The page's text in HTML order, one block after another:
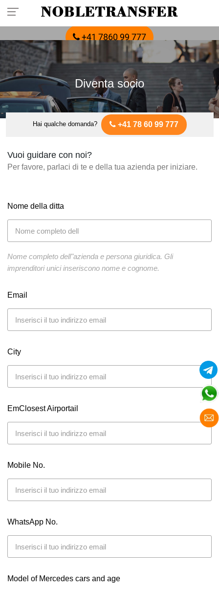
Prenota in anticipo il tuo trasferimento privato:
chiama
+41 7860 99 777
Diventa socio
Hai qualche domanda? +41 78 60 99 777
Vuoi guidare con noi?
Per favore, parlaci di te e della tua azienda per iniziare.
Nome della ditta
Nome completo dell"azienda e persona giuridica. Gli
imprenditori unici inseriscono nome e cognome.
Email
City
EmClosest Airportail
Mobile No.
WhatsApp No.
Model of Mercedes cars and age